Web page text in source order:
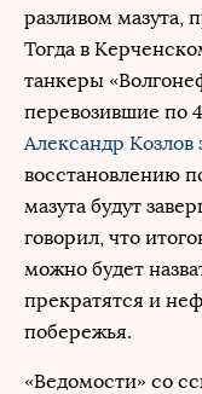
разливом мазута,
Тогда в
танкеры
перевозившие по
Александр Козлов
восстановлению
мазута будут
говорил, что
можно будет
прекратятся и
побережья.
«Ведомости» со